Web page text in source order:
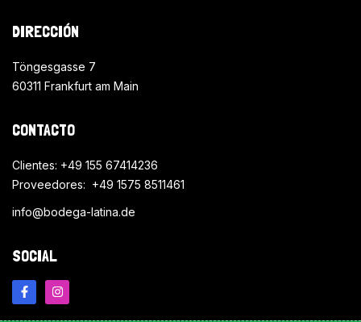
DIRECCIÓN
Töngesgasse 7
60311 Frankfurt am Main
CONTACTO
Clientes: +49 155 67414236
Proveedores: +49 1575 8511461
info@bodega-latina.de
SOCIAL